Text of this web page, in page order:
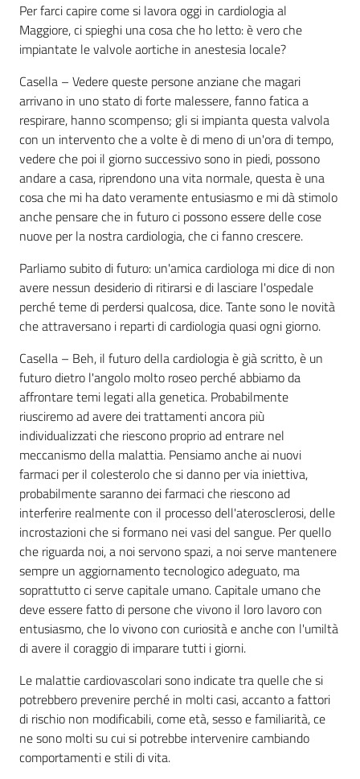
Per farci capire come si lavora oggi in cardiologia al
Maggiore, ci spieghi una cosa che ho letto: è vero che
impiantate le valvole aortiche in anestesia locale?
Casella – Vedere queste persone anziane che magari
arrivano in uno stato di forte malessere, fanno fatica a
respirare, hanno scompenso; gli si impianta questa valvola
con un intervento che a volte è di meno di un'ora di tempo,
vedere che poi il giorno successivo sono in piedi, possono
andare a casa, riprendono una vita normale, questa è una
cosa che mi ha dato veramente entusiasmo e mi dà stimolo
anche pensare che in futuro ci possono essere delle cose
nuove per la nostra cardiologia, che ci fanno crescere.
Parliamo subito di futuro: un'amica cardiologa mi dice di non
avere nessun desiderio di ritirarsi e di lasciare l'ospedale
perché teme di perdersi qualcosa, dice. Tante sono le novità
che attraversano i reparti di cardiologia quasi ogni giorno.
Casella – Beh, il futuro della cardiologia è già scritto, è un
futuro dietro l'angolo molto roseo perché abbiamo da
affrontare temi legati alla genetica. Probabilmente
riusciremo ad avere dei trattamenti ancora più
individualizzati che riescono proprio ad entrare nel
meccanismo della malattia. Pensiamo anche ai nuovi
farmaci per il colesterolo che si danno per via iniettiva,
probabilmente saranno dei farmaci che riescono ad
interferire realmente con il processo dell'aterosclerosi, delle
incrostazioni che si formano nei vasi del sangue. Per quello
che riguarda noi, a noi servono spazi, a noi serve mantenere
sempre un aggiornamento tecnologico adeguato, ma
soprattutto ci serve capitale umano. Capitale umano che
deve essere fatto di persone che vivono il loro lavoro con
entusiasmo, che lo vivono con curiosità e anche con l'umiltà
di avere il coraggio di imparare tutti i giorni.
Le malattie cardiovascolari sono indicate tra quelle che si
potrebbero prevenire perché in molti casi, accanto a fattori
di rischio non modificabili, come età, sesso e familiarità, ce
ne sono molti su cui si potrebbe intervenire cambiando
comportamenti e stili di vita.